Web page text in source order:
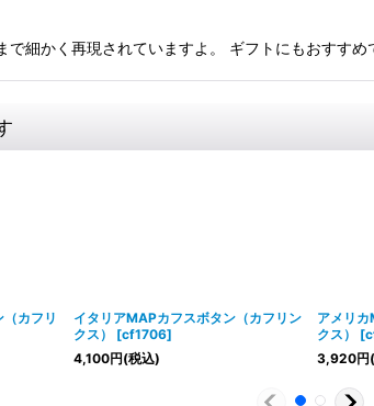
で細かく再現されていますよ。 ギフトにもおすす
カフリ
イタリアMAPカフスボタン（カフリン
クス）
[cf1706]
4,100円(税込)
アメリ
クス）
[
3,920円